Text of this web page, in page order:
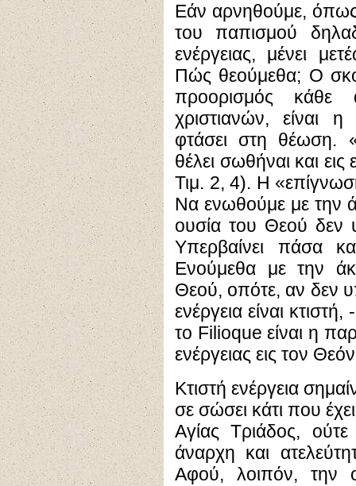
Εάν αρνηθούμε, όπως
του παπισμού
ενέργειας, μένει
Πώς θεούμεθα; Ο
προορισμός
χριστιανών,
φτάσει στη θέωση.
θέλει σωθήναι και
Τιμ. 2, 4). Η
Να ενωθούμε με την
ουσία του Θεού δεν
Υπερβαίνει πάσα
Ενούμεθα με την
Θεού, οπότε, αν δεν
ενέργεια είναι
το Filioque είναι η
ενέργειας εις τον
Κτιστή ενέργεια
σε σώσει κάτι που
Αγίας Τριάδος,
άναρχη και
Αφού, λοιπόν, την